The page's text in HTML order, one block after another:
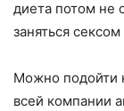
диета потом не
заняться сексом
Можно подойти
всей компании